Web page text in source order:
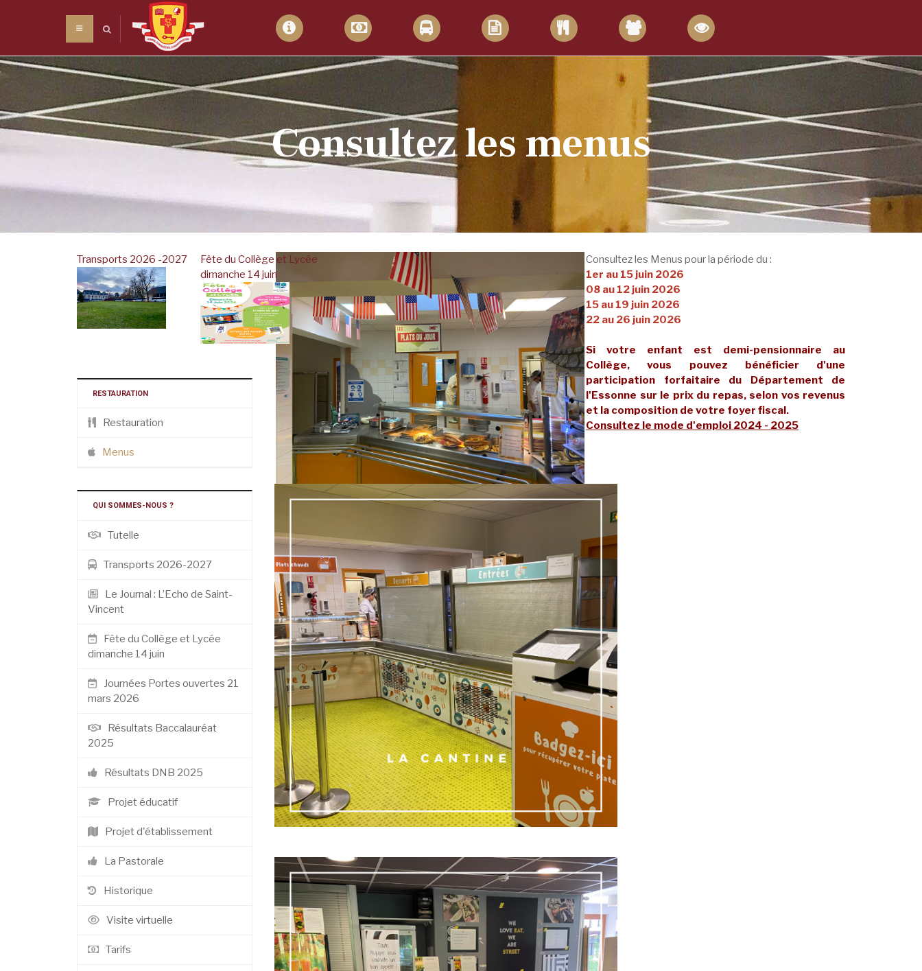
Consultez les menus
Consultez les Menus pour la période du :
1er au 15 juin 2026
08 au 12 juin 2026
15 au 19 juin 2026
22 au 26 juin 2026
Si votre enfant est demi-pensionnaire au
Collège, vous pouvez bénéficier d'une
participation forfaitaire du Département de
l'Essonne sur le prix du repas, selon vos revenus
et la composition de votre foyer fiscal.
Consultez le mode d'emploi 2024 - 2025
Transports 2026 -2027
Fête du Collège et Lycée
dimanche 14 juin
RESTAURATION
Restauration
Menus
QUI SOMMES-NOUS ?
Tutelle
Transports 2026-2027
Le Journal : L’Echo de Saint-
Vincent
Fête du Collège et Lycée
dimanche 14 juin
Journées Portes ouvertes 21
mars 2026
Résultats Baccalauréat
2025
Résultats DNB 2025
Projet éducatif
Projet d'établissement
La Pastorale
Historique
Visite virtuelle
Tarifs
Panneau de gestion des cookies